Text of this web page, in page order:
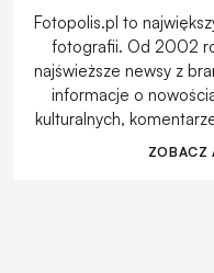
Fotopolis.pl to
fotografii. Od 2002
najświeższe newsy z
informacje o
kulturalnych,
ZOBACZ